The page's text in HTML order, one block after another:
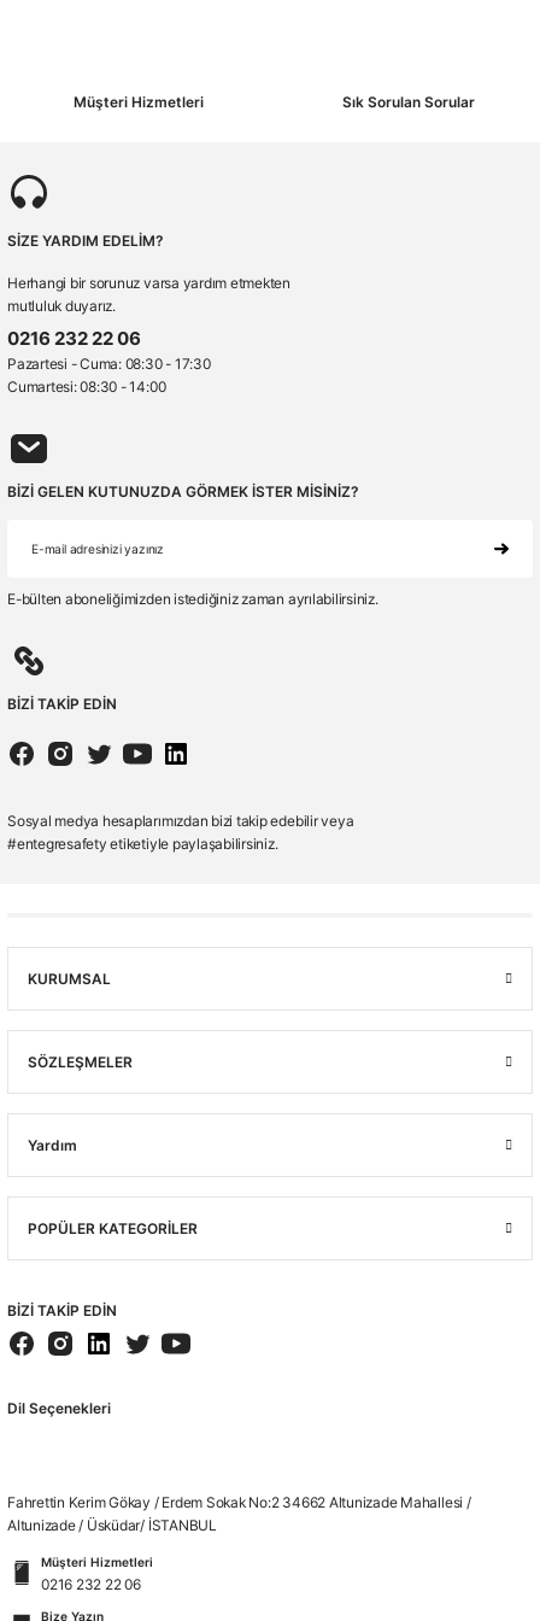
Müşteri Hizmetleri Sık Sorulan Sorular
SİZE YARDIM EDELİM?
Herhangi bir sorunuz varsa yardım etmekten
mutluluk duyarız.
0216 232 22 06
Pazartesi - Cuma: 08:30 - 17:30
Cumartesi: 08:30 - 14:00
BİZİ GELEN KUTUNUZDA GÖRMEK İSTER MİSİNİZ?
E-bülten aboneliğimizden istediğiniz zaman ayrılabilirsiniz.
BİZİ TAKİP EDİN
Sosyal medya hesaplarımızdan bizi takip edebilir veya
#entegresafety etiketiyle paylaşabilirsiniz.
KURUMSAL
SÖZLEŞMELER
Yardım
POPÜLER KATEGORİLER
BİZİ TAKİP EDİN
Dil Seçenekleri
Fahrettin Kerim Gökay / Erdem Sokak No:2 34662 Altunizade Mahallesi /
Altunizade / Üsküdar/ İSTANBUL
Müşteri Hizmetleri
0216 232 22 06
Bize Yazın